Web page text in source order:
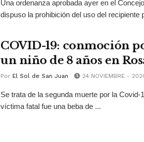
Una ordenanza aprobada ayer en el
dispuso la prohibición del uso del recipiente
COVID-19: conmoción
un niño de 8 años en
Por El Sol de San Juan 24 NOVIEMBRE -
Se trata de la segunda muerte por la Covid-
víctima fatal fue una beba de ...